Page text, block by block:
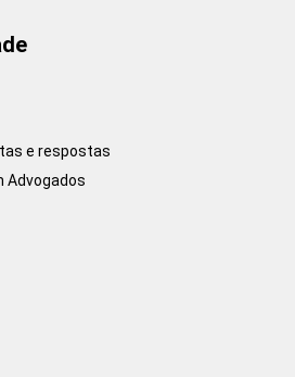
e respostas
Advogados